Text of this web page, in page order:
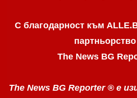
С благодарност към
The News BG
The News BG Reporter ® е